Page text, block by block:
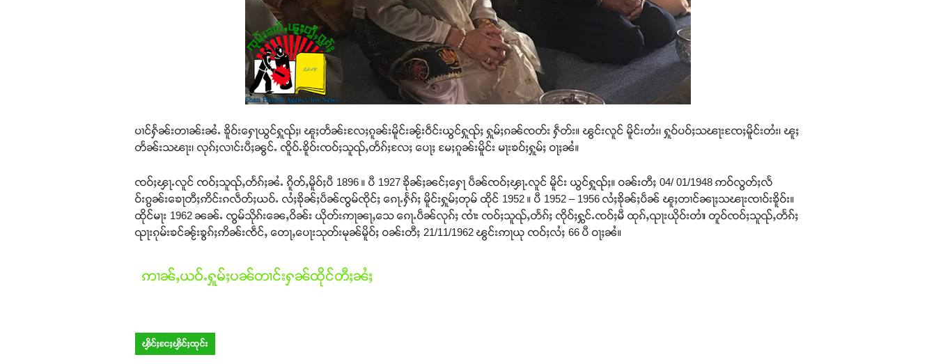
ပၢင်ႁႅၼ်းတၢၼ်းၼႆႉ ၶိူဝ်းႁေႃယွင်ႁူၺ်ႈ၊ ၽူႈတႅၼ်းလႄႈၵူၼ်းမိူင်းၼႂ်းဝဵင်းယွင်ႁူၺ်ႈ ႁူမ်ႈၵၼ်ၸတ်း ႁဵတ်း။ ၽွင်းလူင် မိူင်းတႆး၊ ႁူဝ်ပဝ်ႈသၽႃးၸႄႈမိူင်းတႆး၊ ၽူႈ
တႅၼ်းသၽႃး၊ လုၵ်ႈလၢင်းပီႈၼွင်ႉ ၸိူဝ်ႉၶိူဝ်းၸဝ်ႈသူၺ်ႇတႅၵ်ႈလႄႈ ပေႃႈ မႄႈၵူၼ်းမိူင်း မႃးၶဝ်ႈႁူမ်ႈ ဝႃႈၼႆ။
ၸဝ်ႈၾႃႉလူင် ၸဝ်ႈသူၺ်ႇတႅၵ်ႈၼႆႉ ၵိူတ်ႇမိူဝ်ႈပီ 1896 ။ ပီ 1927 ၶိုၼ်ႈၼင်ႈႁေႃ ပဵၼ်ၸဝ်ႈၾႃႉလူင် မိူင်း ယွင်ႁူၺ်ႈ။ ဝၼ်းတီႈ 04/ 01/1948 ဢဝ်လွတ်ႈလႅ
ဝ်းၵွၼ်းၶေႃတီႈဢိင်းၵလဵတ်ႈယဝ်ႉ လႆႈၶိုၼ်ႈပဵၼ်ၸွမ်ၸိုင်ႈ ၵေႃႉႁႅၵ်ႈ မိူင်းႁူမ်ႈတုမ် ထိုင် 1952 ။ ပီ 1952 – 1956 လႆႈၶိုၼ်ႈပဵၼ် ၽူႈတၢင်ၼႃႈသၽႃးၸၢဝ်းၶိူဝ်း။
ထိုင်မႃး 1962 ၼၼ်ႉ ၸွမ်သိုၵ်းၼေႇဝိၼ်း ယိုတ်းဢႃၼႃႇသေ ၵေႃႉပဵၼ်လုၵ်ႈ ၸၢႆး ၸဝ်ႈသူၺ်ႇတႅၵ်ႈ ၸိုဝ်ႈႁွင်ႉၸဝ်ႈမီ ထုၵ်ႇၺႃးယိုဝ်းတၢႆ၊ တူဝ်ၸဝ်ႈသူၺ်ႇတႅၵ်ႈ
ၺႃးၵုမ်းၶင်ၼႂ်းၶွၵ်ႈဢိၼ်းၸဵင်ႇ တေႃႇပေႃးသုတ်းမုၼ်မိူဝ်ႈ ဝၼ်းတီႈ 21/11/1962 ၽွင်းဢႃယု ၸဝ်ႈလႆႈ 66 ပီ ဝႃႈၼႆ။
ဢၢၼ်ႇယဝ်ႉႁူမ်ႈပၼ်တၢင်းႁၼ်ထိုင်တီႈၼႆႈ
ၾိင်ႈငႄႈၾိင်ႈထုင်း